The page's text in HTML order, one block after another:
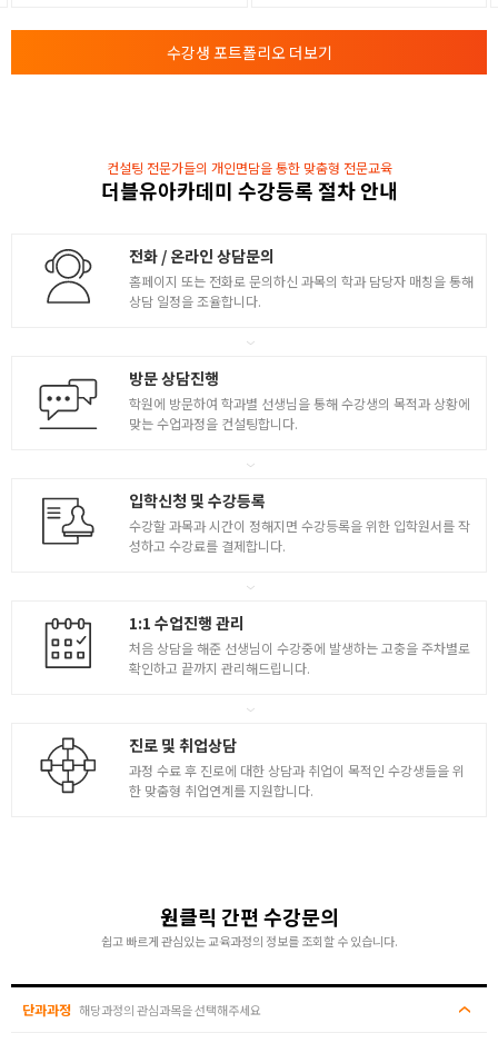
- Xref 사용 및 피드백 수정 작업
- Divide Measure, Isometric 사용법 학습
- JCAT 자격 시험 구성 및 응시조건과 출제 유형 확인
- MVIEW, MVSETUP 배치공간 작성하는 요령 파악
- CAT 2급 기출문제 풀이 및 설명
- 배치공간 완성 방법 설명
수강생 포트폴리오 더보기
컨설팅 전문가들의 개인면담을 통한 맞춤형 전문교육
더블유아카데미 수강등록 절차 안내
전화 / 온라인 상담문의
홈페이지 또는 전화로 문의하신 과목의 학과 담당자 매칭을 통해
상담 일정을 조율합니다.
방문 상담진행
학원에 방문하여 학과별 선생님을 통해 수강생의 목적과 상황에
맞는 수업과정을 컨설팅합니다.
입학신청 및 수강등록
수강할 과목과 시간이 정해지면 수강등록을 위한 입학원서를 작
성하고 수강료를 결제합니다.
1:1 수업진행 관리
처음 상담을 해준 선생님이 수강중에 발생하는 고충을 주차별로
확인하고 끝까지 관리해드립니다.
진로 및 취업상담
과정 수료 후 진로에 대한 상담과 취업이 목적인 수강생들을 위
한 맞춤형 취업연계를 지원합니다.
원클릭 간편 수강문의
쉽고 빠르게 관심있는 교육과정의 정보를 조회할 수 있습니다.
단과과정 해당과정의 관심과목을 선택해주세요